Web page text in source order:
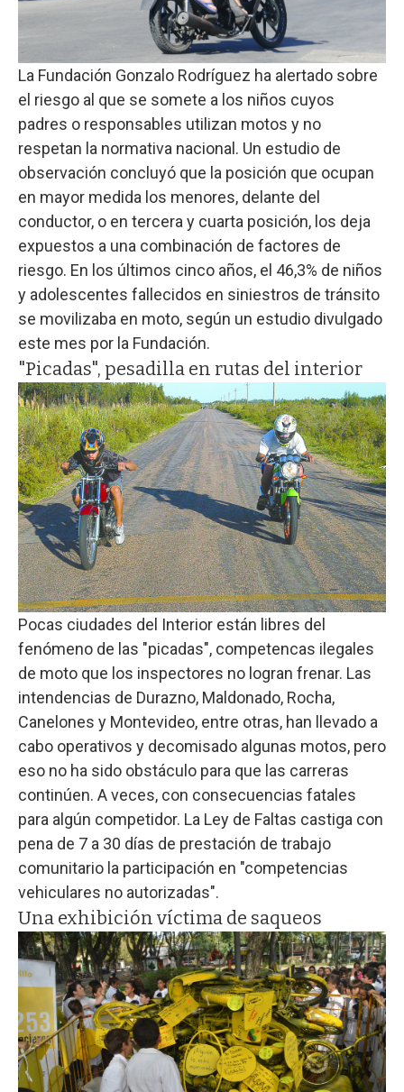
La Fundación Gonzalo Rodríguez ha alertado sobre
el riesgo al que se somete a los niños cuyos
padres o responsables utilizan motos y no
respetan la normativa nacional. Un estudio de
observación concluyó que la posición que ocupan
en mayor medida los menores, delante del
conductor, o en tercera y cuarta posición, los deja
expuestos a una combinación de factores de
riesgo. En los últimos cinco años, el 46,3% de niños
y adolescentes fallecidos en siniestros de tránsito
se movilizaba en moto, según un estudio divulgado
este mes por la Fundación.
"Picadas", pesadilla en rutas del interior
Pocas ciudades del Interior están libres del
fenómeno de las "picadas", competencas ilegales
de moto que los inspectores no logran frenar. Las
intendencias de Durazno, Maldonado, Rocha,
Canelones y Montevideo, entre otras, han llevado a
cabo operativos y decomisado algunas motos, pero
eso no ha sido obstáculo para que las carreras
continúen. A veces, con consecuencias fatales
para algún competidor. La Ley de Faltas castiga con
pena de 7 a 30 días de prestación de trabajo
comunitario la participación en "competencias
vehiculares no autorizadas".
Una exhibición víctima de saqueos